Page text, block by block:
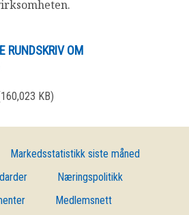
RUNDSKRIV OM
KB)
Markedsstatistikk siste måned
Næringspolitikk
Medlemsnett